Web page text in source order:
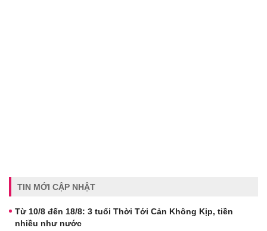
TIN MỚI CẬP NHẬT
Từ 10/8 đến 18/8: 3 tuổi Thời Tới Cản Không Kịp, tiền
nhiều như nước